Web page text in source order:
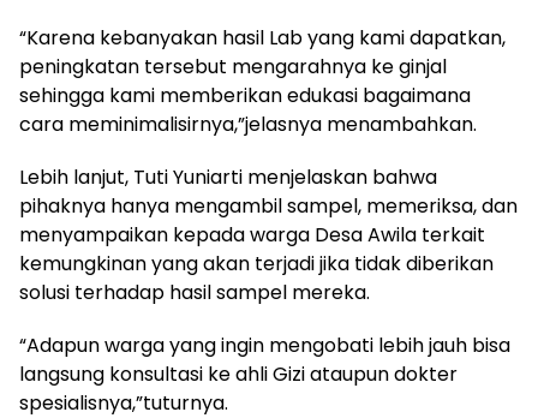
“Karena kebanyakan hasil Lab yang kami dapatkan,
peningkatan tersebut mengarahnya ke ginjal
sehingga kami memberikan edukasi bagaimana
cara meminimalisirnya,”jelasnya menambahkan.
Lebih lanjut, Tuti Yuniarti menjelaskan bahwa
pihaknya hanya mengambil sampel, memeriksa, dan
menyampaikan kepada warga Desa Awila terkait
kemungkinan yang akan terjadi jika tidak diberikan
solusi terhadap hasil sampel mereka.
“Adapun warga yang ingin mengobati lebih jauh bisa
langsung konsultasi ke ahli Gizi ataupun dokter
spesialisnya,”tuturnya.